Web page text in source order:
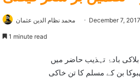
محمد نظام الدین عثمان December 7, 2017
1 minute read
بادۂ تہذيب حاضر ميں
بن کے مسلم کا تن خاکی